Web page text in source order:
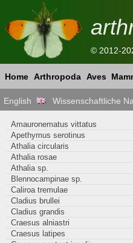
© 2012-
Home Arthropoda Aves
English Wissenschaftliche
Amauronematus vittatus
Apethymus serotinus
Athalia circularis
Athalia rosae
Athalia sp.
Blennocampinae sp.
Caliroa tremulae
Cladius brullei
Cladius grandis
Craesus alniastri
Craesus latipes